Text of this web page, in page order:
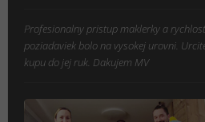
Profesionalny pristup maklerky a
poziadaviek bolo na vysokej urovni.
kupu do jej ruk. Dakujem MV